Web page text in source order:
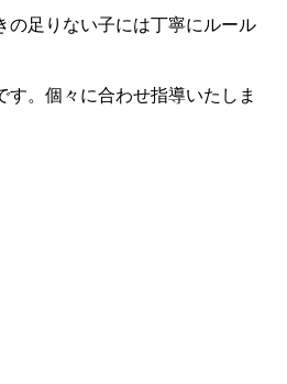
の足りない子には丁寧にルール
す。個々に合わせ指導いたしま